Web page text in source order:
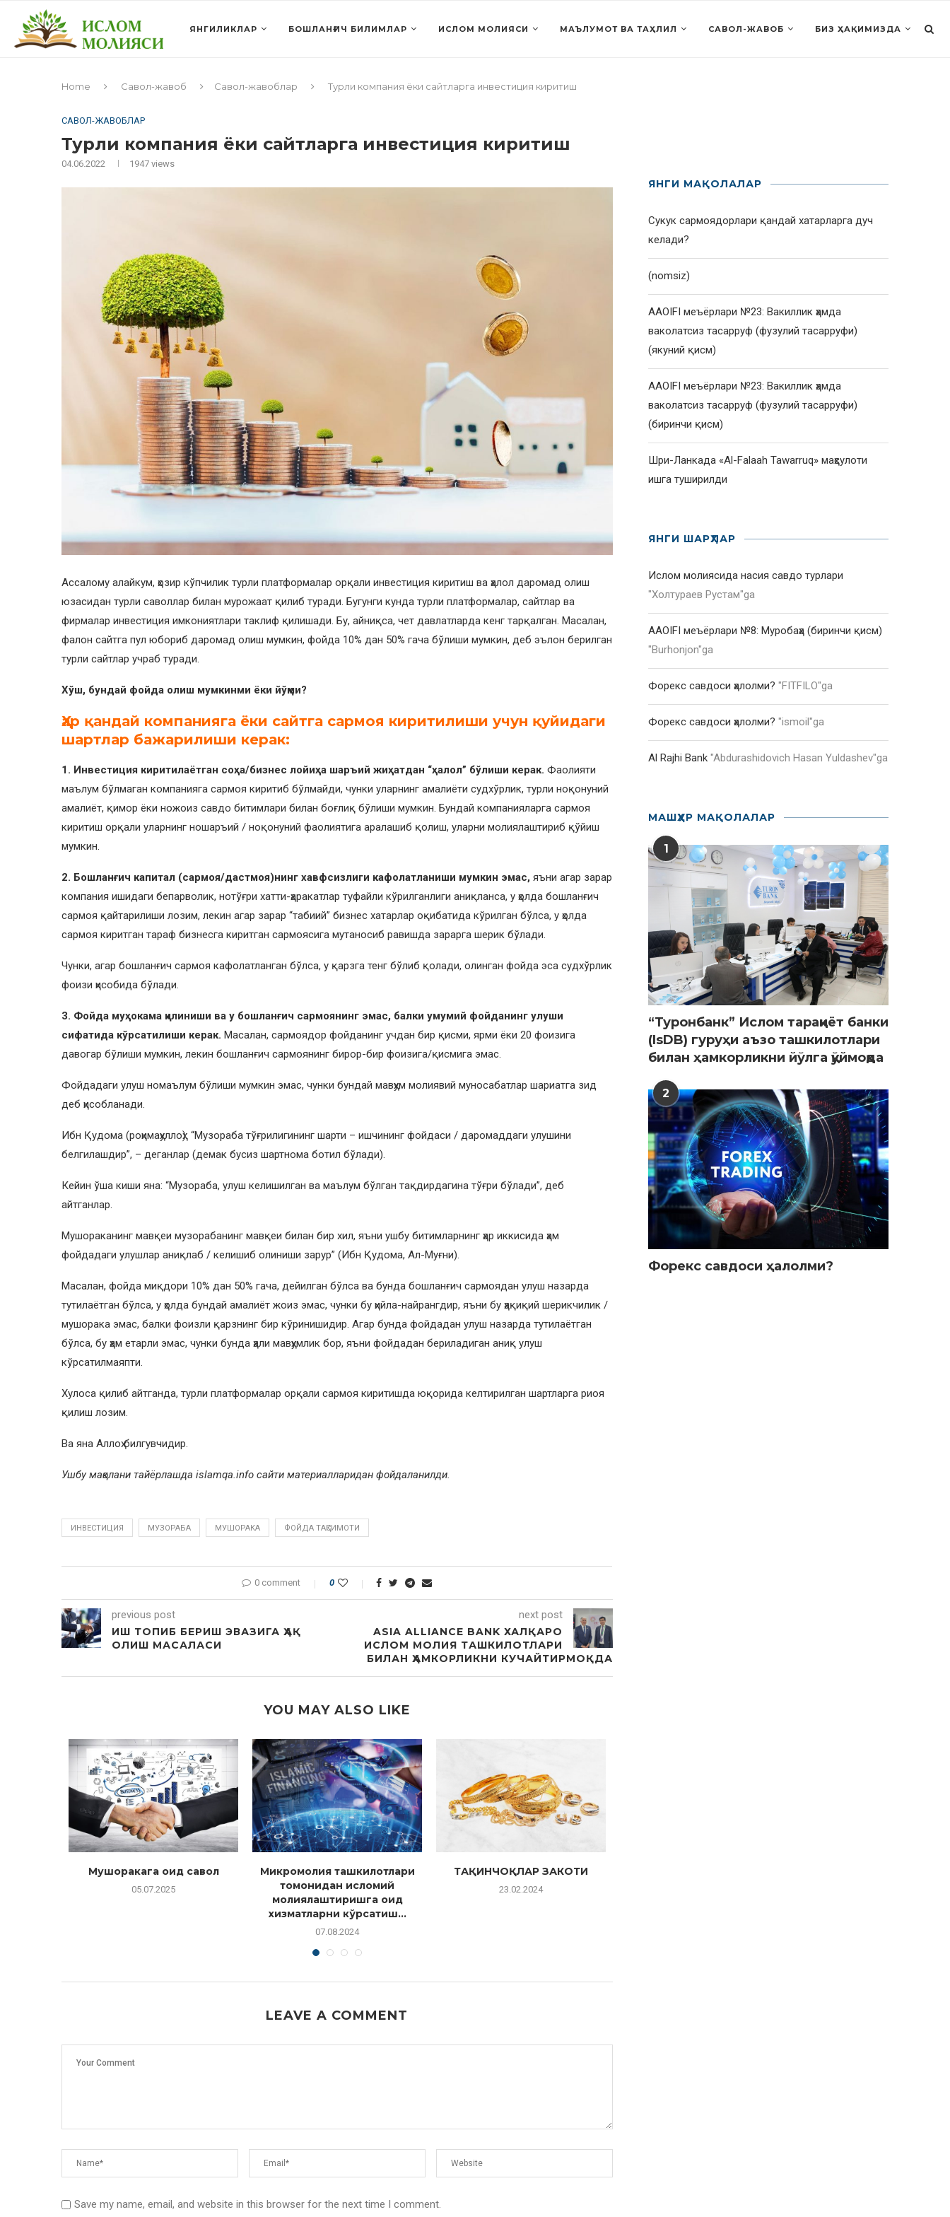
ЯНГИЛИКЛАР БОШЛАНҒИЧ БИЛИМЛАР ИСЛОМ МОЛИЯСИ МАЪЛУМОТ ВА ТАҲЛИЛ САВОЛ-ЖАВОБ БИЗ ҲАҚИМИЗДА
Home Савол-жавоб Савол-жавоблар Турли компания ёки сайтларга инвестиция киритиш
САВОЛ-ЖАВОБЛАР
Турли компания ёки сайтларга инвестиция киритиш
04.06.2022 1947 views
Ассалому алайкум, ҳозир кўпчилик турли платформалар орқали инвестиция киритиш ва ҳалол даромад олиш
юзасидан турли саволлар билан мурожаат қилиб туради. Бугунги кунда турли платформалар, сайтлар ва
фирмалар инвестиция имкониятлари таклиф қилишади. Бу, айниқса, чет давлатларда кенг тарқалган. Масалан,
фалон сайтга пул юбориб даромад олиш мумкин, фойда 10% дан 50% гача бўлиши мумкин, деб эълон берилган
турли сайтлар учраб туради.
Хўш, бундай фойда олиш мумкинми ёки йўқми?
Ҳар қандай компанияга ёки сайтга сармоя киритилиши учун қуйидаги
шартлар бажарилиши керак:
1. Инвестиция киритилаётган соҳа/бизнес лойиҳа шаръий жиҳатдан “ҳалол” бўлиши керак. Фаолияти
маълум бўлмаган компанияга сармоя киритиб бўлмайди, чунки уларнинг амалиёти судхўрлик, турли ноқонуний
амалиёт, қимор ёки ножоиз савдо битимлари билан боғлиқ бўлиши мумкин. Бундай компанияларга сармоя
киритиш орқали уларнинг ношаръий / ноқонуний фаолиятига аралашиб қолиш, уларни молиялаштириб қўйиш
мумкин.
2. Бошланғич капитал (сармоя/дастмоя)нинг хавфсизлиги кафолатланиши мумкин эмас, яъни агар зарар
компания ишидаги бепарволик, нотўғри хатти-ҳаракатлар туфайли кўрилганлиги аниқланса, у ҳолда бошланғич
сармоя қайтарилиши лозим, лекин агар зарар “табиий” бизнес хатарлар оқибатида кўрилган бўлса, у ҳолда
сармоя киритган тараф бизнесга киритган сармоясига мутаносиб равишда зарарга шерик бўлади.
Чунки, агар бошланғич сармоя кафолатланган бўлса, у қарзга тенг бўлиб қолади, олинган фойда эса судхўрлик
фоизи ҳисобида бўлади.
3. Фойда муҳокама қилиниши ва у бошланғич сармоянинг эмас, балки умумий фойданинг улуши
сифатида кўрсатилиши керак. Масалан, сармоядор фойданинг учдан бир қисми, ярми ёки 20 фоизига
давогар бўлиши мумкин, лекин бошланғич сармоянинг бирор-бир фоизига/қисмига эмас.
Фойдадаги улуш номаълум бўлиши мумкин эмас, чунки бундай мавҳум молиявий муносабатлар шариатга зид
деб ҳисобланади.
Ибн Қудома (роҳимаҳуллоҳ): “Музораба тўғрилигининг шарти – ишчининг фойдаси / даромаддаги улушини
белгилашдир”, – деганлар (демак бусиз шартнома ботил бўлади).
Кейин ўша киши яна: “Музораба, улуш келишилган ва маълум бўлган тақдирдагина тўғри бўлади”, деб
айтганлар.
Мушораканинг мавқеи музорабанинг мавқеи билан бир хил, яъни ушбу битимларнинг ҳар иккисида ҳам
фойдадаги улушлар аниқлаб / келишиб олиниши зарур” (Ибн Қудома, Aл-Муғни).
Масалан, фойда миқдори 10% дан 50% гача, дейилган бўлса ва бунда бошланғич сармоядан улуш назарда
тутилаётган бўлса, у ҳолда бундай амалиёт жоиз эмас, чунки бу ҳийла-найрангдир, яъни бу ҳақиқий шерикчилик /
мушорака эмас, балки фоизли қарзнинг бир кўринишидир. Агар бунда фойдадан улуш назарда тутилаётган
бўлса, бу ҳам етарли эмас, чунки бунда ҳали мавҳумлик бор, яъни фойдадан бериладиган аниқ улуш
кўрсатилмаяпти.
Хулоса қилиб айтганда, турли платформалар орқали сармоя киритишда юқорида келтирилган шартларга риоя
қилиш лозим.
Ва яна Aллоҳ билгувчидир.
Ушбу мақолани тайёрлашда islamqa.info сайти материалларидан фойдаланилди.
ИНВЕСТИЦИЯ МУЗОРАБА МУШОРАКА ФОЙДА ТАҚСИМОТИ
0 comment 0
previous post
ИШ ТОПИБ БЕРИШ ЭВАЗИГА ҲАҚ
ОЛИШ МАСАЛАСИ
next post
ASIA ALLIANCE BANK ХАЛҚАРО
ИСЛОМ МОЛИЯ ТАШКИЛОТЛАРИ
БИЛАН ҲАМКОРЛИКНИ КУЧАЙТИРМОҚДА
YOU MAY ALSO LIKE
Мушоракага оид савол
05.07.2025
Микромолия ташкилотлари
томонидан исломий
молиялаштиришга оид
хизматларни кўрсатиш...
07.08.2024
ТАҚИНЧОҚЛАР ЗАКОТИ
23.02.2024
LEAVE A COMMENT
Save my name, email, and website in this browser for the next time I comment.
ЯНГИ МАҚОЛАЛАР
Сукук сармоядорлари қандай хатарларга дуч
келади?
(nomsiz)
AAOIFI меъёрлари №23: Вакиллик ҳамда
ваколатсиз тасарруф (фузулий тасарруфи)
(якуний қисм)
AAOIFI меъёрлари №23: Вакиллик ҳамда
ваколатсиз тасарруф (фузулий тасарруфи)
(биринчи қисм)
Шри-Ланкада «Al-Falaah Tawarruq» маҳсулоти
ишга туширилди
ЯНГИ ШАРҲЛАР
Ислом молиясида насия савдо турлари
"Холтураев Рустам"ga
AAOIFI меъёрлари №8: Муробаҳа (биринчи қисм)
"Burhonjon"ga
Форекс савдоси ҳалолми? "FITFILO"ga
Форекс савдоси ҳалолми? "ismoil"ga
Al Rajhi Bank "Abdurashidovich Hasan Yuldashev"ga
МАШҲУР МАҚОЛАЛАР
1
“Туронбанк” Ислом тараққиёт банки
(IsDB) гуруҳи аъзо ташкилотлари
билан ҳамкорликни йўлга қўймоқда
2
Форекс савдоси ҳалолми?